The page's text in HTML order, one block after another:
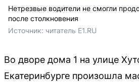
Нетрезвые водители не смогли
после столкновения
Источник: читатель E1.RU
Во дворе дома 1 на улице
Екатеринбурге произошла